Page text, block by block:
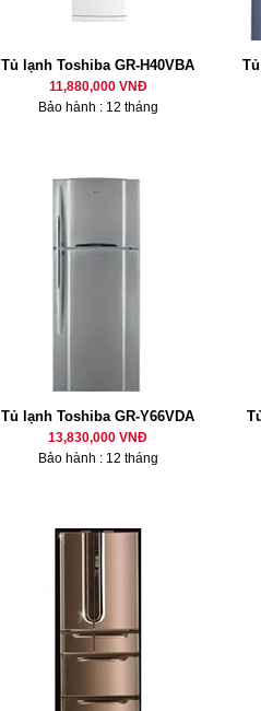
Tủ lạnh Toshiba GR-H40VBA
11,880,000 VNĐ
Bảo hành : 12 tháng
Tủ lạnh Toshiba GR-Y66VDA
13,830,000 VNĐ
Bảo hành : 12 tháng